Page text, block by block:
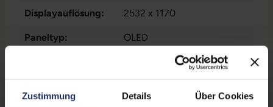
Zustimmung Details Über Cookies
Displayauflösung: 2532 x 1170
Paneltyp: OLED